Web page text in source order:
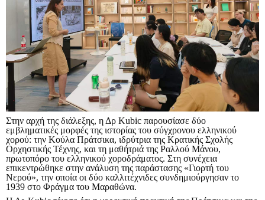
Στην αρχή της διάλεξης, η Δρ Kubic παρουσίασε δύο
εμβληματικές μορφές της ιστορίας του σύγχρονου ελληνικού
χορού: την Κούλα Πράτσικα, ιδρύτρια της Κρατικής Σχολής
Ορχηστικής Τέχνης, και τη μαθήτριά της Ραλλού Μάνου,
πρωτοπόρο του ελληνικού χοροδράματος. Στη συνέχεια
επικεντρώθηκε στην ανάλυση της παράστασης «Γιορτή του
Νερού», την οποία οι δύο καλλιτέχνιδες συνδημιούργησαν το
1939 στο Φράγμα του Μαραθώνα.